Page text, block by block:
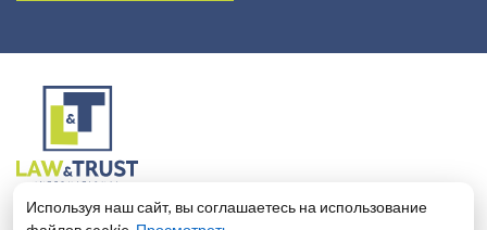
2003 - 2025 LANDT LEGAL LLP
124 City Road, London, United Kingdom, EC1V 2NX
Используя наш сайт, вы соглашаетесь на использование